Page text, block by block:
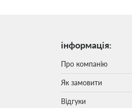
інформація:
Про компанію
Як замовити
Відгуки